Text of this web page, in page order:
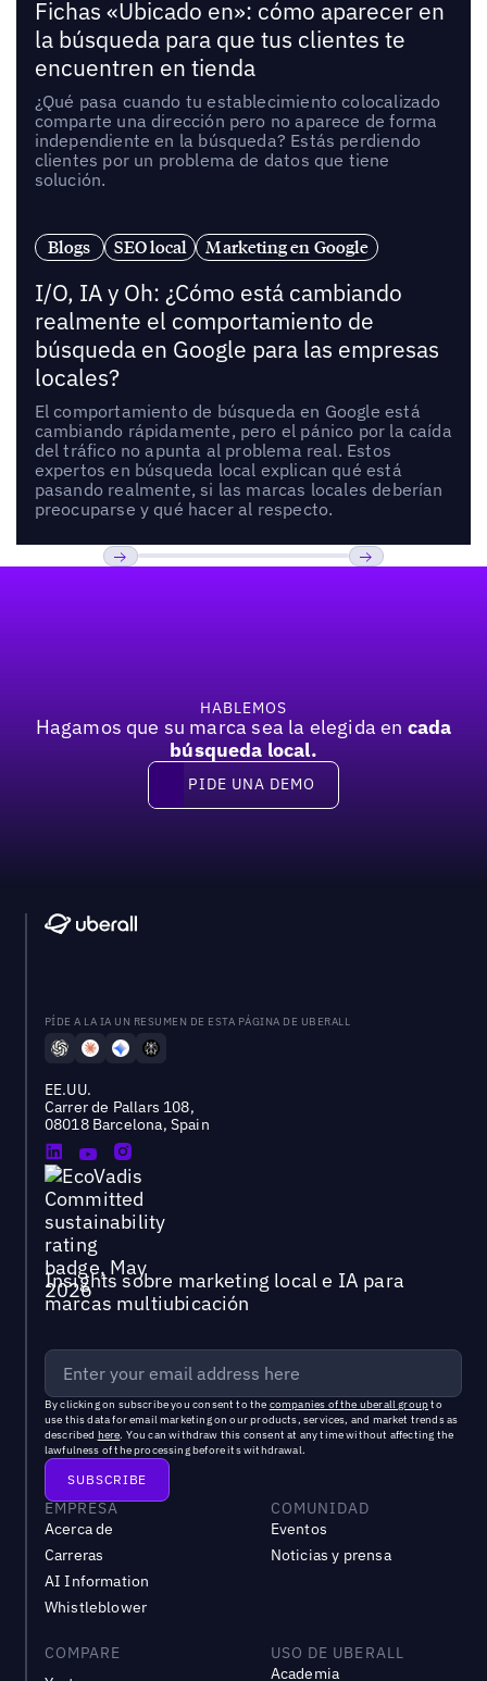
Fichas «Ubicado en»: cómo aparecer en
la búsqueda para que tus clientes te
encuentren en tienda
¿Qué pasa cuando tu establecimiento colocalizado
comparte una dirección pero no aparece de forma
independiente en la búsqueda? Estás perdiendo
clientes por un problema de datos que tiene
solución.
Blogs SEO local Marketing en Google
I/O, IA y Oh: ¿Cómo está cambiando
realmente el comportamiento de
búsqueda en Google para las empresas
locales?
El comportamiento de búsqueda en Google está
cambiando rápidamente, pero el pánico por la caída
del tráfico no apunta al problema real. Estos
expertos en búsqueda local explican qué está
pasando realmente, si las marcas locales deberían
preocuparse y qué hacer al respecto.
HABLEMOS
Hagamos que su marca sea la elegida en cada
búsqueda local.
Pide una demo
PIDE UNA DEMO
PÍDE A LA IA UN RESUMEN DE ESTA PÁGINA DE UBERALL
EE.UU.
Carrer de Pallars 108,
08018 Barcelona, Spain
Insights sobre marketing local e IA para
marcas multiubicación
By clicking on subscribe you consent to the companies of the uberall groupto
use this data for email marketing on our products, services, and market trends as
described here. You can withdraw this consent at any time without affecting the
lawfulness of the processing before its withdrawal.
EMPRESA
Acerca de
Carreras
AI Information
Whistleblower
COMUNIDAD
Eventos
Noticias y prensa
COMPARE
USO DE UBERALL
Academia